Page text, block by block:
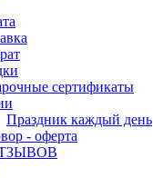
сертификаты
Праздник каждый день
- оферта